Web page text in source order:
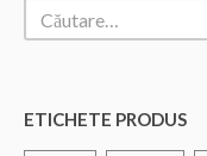
ETICHETE PRODUS